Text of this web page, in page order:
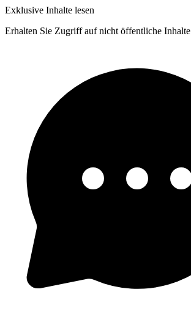
Exklusive Inhalte lesen
Erhalten Sie Zugriff auf nicht öffentliche Inhalte